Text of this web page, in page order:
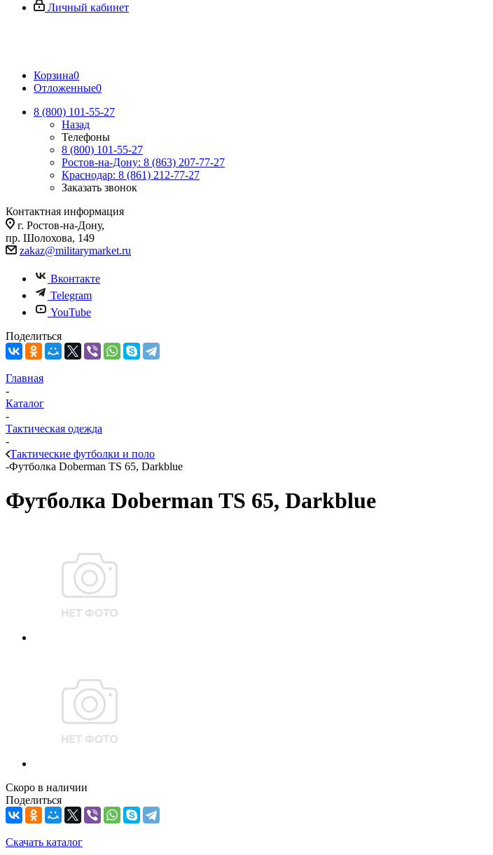
Личный кабинет
Корзина0
Отложенные0
8 (800) 101-55-27
Назад
Телефоны
8 (800) 101-55-27
Ростов-на-Дону: 8 (863) 207-77-27
Краснодар: 8 (861) 212-77-27
Заказать звонок
Контактная информация
г. Ростов-на-Дону,
пр. Шолохова, 149
zakaz@militarymarket.ru
Вконтакте
Telegram
YouTube
Поделиться
Главная
-
Каталог
-
Тактическая одежда
-
Тактические футболки и поло
-Футболка Doberman TS 65, Darkblue
Футболка Doberman TS 65, Darkblue
Скоро в наличии
Поделиться
Скачать каталог